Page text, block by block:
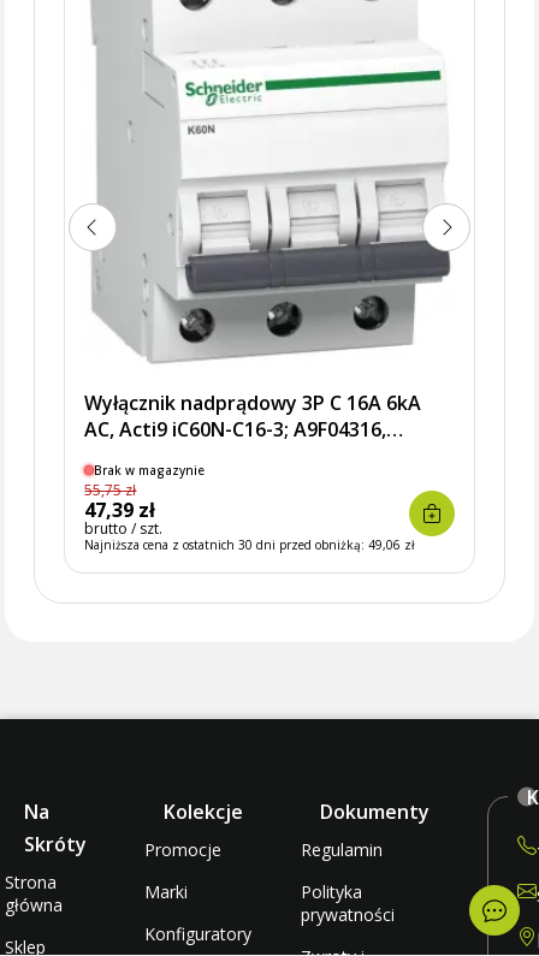
Wyłącznik nadprądowy 3P C 16A 6kA
AC, Acti9 iC60N-C16-3; A9F04316,
ELECTRIC
Brak w magazynie
55,75 zł
47,39 zł
brutto / szt.
Najniższa cena z ostatnich 30 dni przed obniżką:49,06 zł
Na
Skróty
Strona
główna
Sklep
Kolekcje
Promocje
Marki
Konfiguratory
Dokumenty
Regulamin
Polityka
prywatności